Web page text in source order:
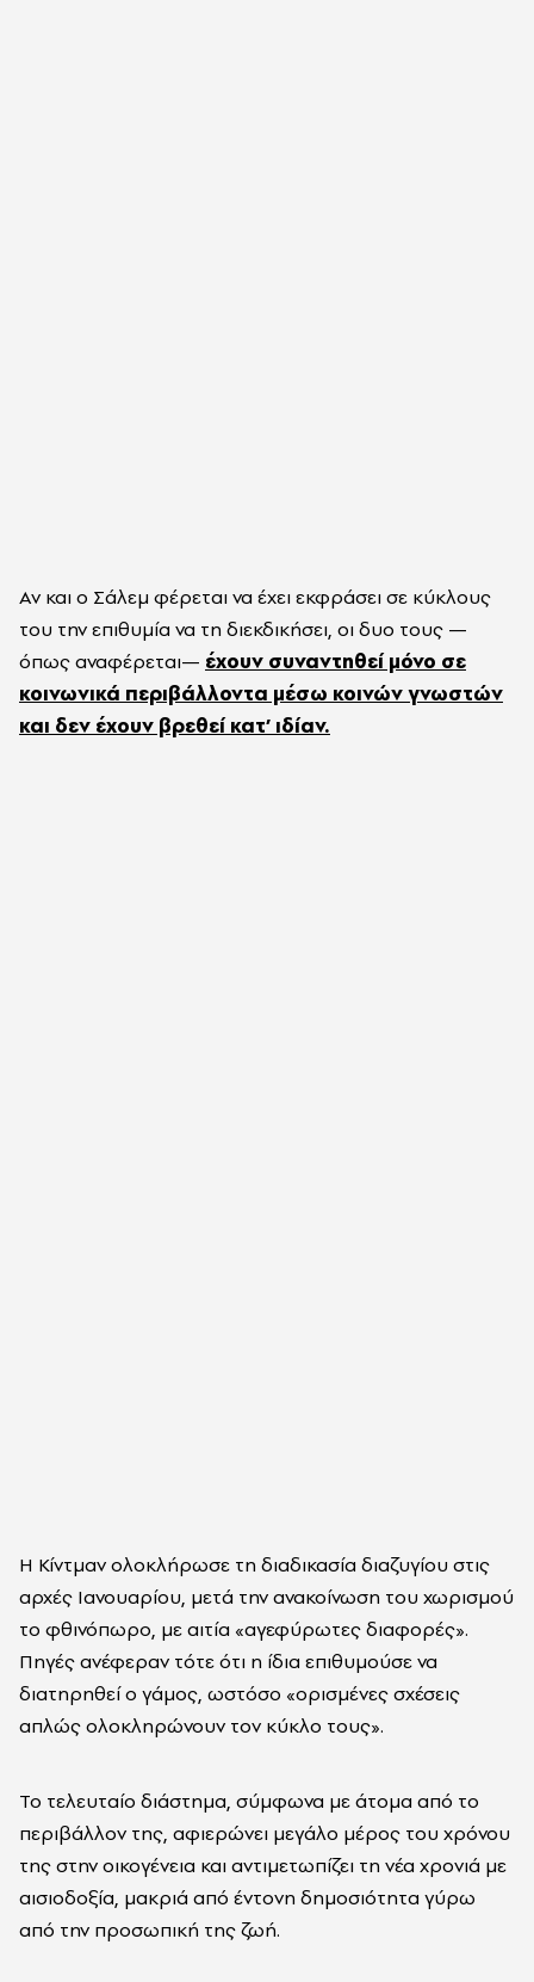
Αν και ο Σάλεμ φέρεται να έχει εκφράσει σε κύκλους
του την επιθυμία να τη διεκδικήσει, οι δυο τους —
όπως αναφέρεται— έχουν συναντηθεί μόνο σε
κοινωνικά περιβάλλοντα μέσω κοινών γνωστών
και δεν έχουν βρεθεί κατ’ ιδίαν.
Η Κίντμαν ολοκλήρωσε τη διαδικασία διαζυγίου στις
αρχές Ιανουαρίου, μετά την ανακοίνωση του χωρισμού
το φθινόπωρο, με αιτία «αγεφύρωτες διαφορές».
Πηγές ανέφεραν τότε ότι η ίδια επιθυμούσε να
διατηρηθεί ο γάμος, ωστόσο «ορισμένες σχέσεις
απλώς ολοκληρώνουν τον κύκλο τους».
Το τελευταίο διάστημα, σύμφωνα με άτομα από το
περιβάλλον της, αφιερώνει μεγάλο μέρος του χρόνου
της στην οικογένεια και αντιμετωπίζει τη νέα χρονιά με
αισιοδοξία, μακριά από έντονη δημοσιότητα γύρω
από την προσωπική της ζωή.